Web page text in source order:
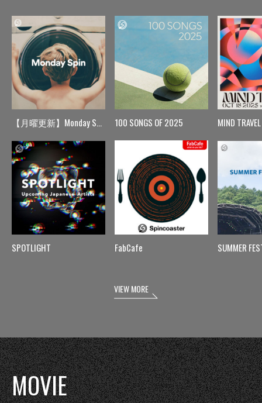
【月曜更新】Monday Spin
SPOTLIGHT
100 SONGS OF 2025
FabCafe
MIND TRAVEL
SUMMER
VIEW MORE
MOVIE